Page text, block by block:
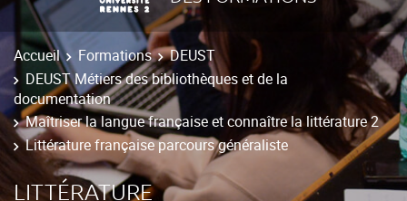
LES NOUVELLES DE RENNES 2
Accueil Formations
DEUST
DEUST Métiers des bibliothèques et de la
documentation
Maîtriser la langue française et connaître la littérature 2
Littérature française parcours généraliste
LITTÉRATURE